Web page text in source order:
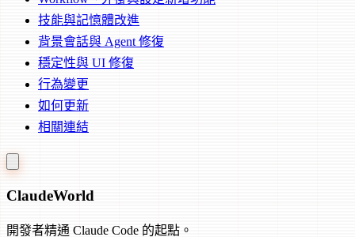
技能與記憶體改進
背景會話與 Agent 修復
穩定性與 UI 修復
行為變更
如何更新
相關連結
ClaudeWorld
開發者精通 Claude Code 的起點。